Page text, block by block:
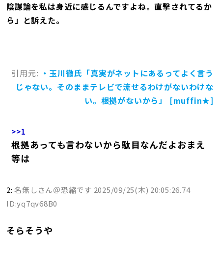
陰謀論を私は身近に感じるんですよね。直撃されてるか
ら」と訴えた。
引用元: ・玉川徹氏「真実がネットにあるってよく言う
じゃない。そのままテレビで流せるわけがないわけな
い。根拠がないから」 [muffin★]
>>1
根拠あっても言わないから駄目なんだよおまえ
等は
2:名無しさん＠恐縮です 2025/09/25(木) 20:05:26.74
ID:yq7qv68B0
そらそうや